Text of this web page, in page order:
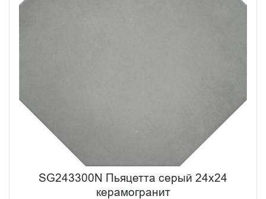
SG243300N Пьяцетта серый 24x24
керамогранит